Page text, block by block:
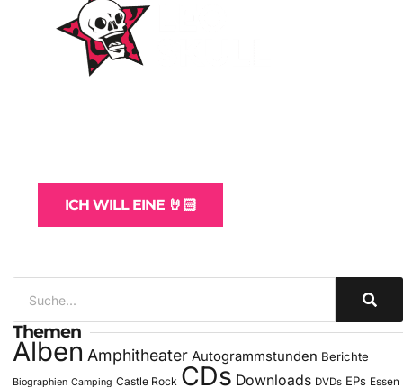
ICH WILL EINE 🤘🏻
Themen
Alben Amphitheater Autogrammstunden Berichte
Biographien Camping Castle Rock CDs Downloads DVDs EPs Essen